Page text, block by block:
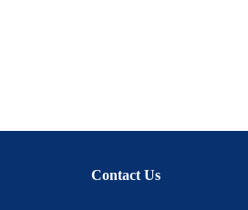
Contact Us